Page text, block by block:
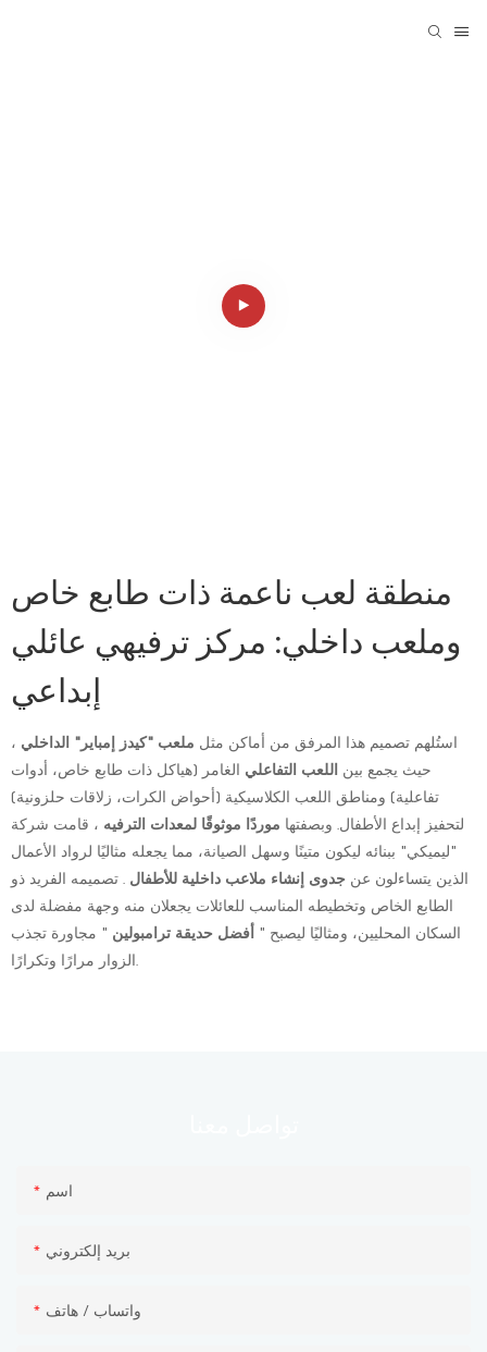
منطقة لعب ناعمة ذات طابع خاص
وملعب داخلي: مركز ترفيهي عائلي
إبداعي
استُلهم تصميم هذا المرفق من أماكن مثل ملعب "كيدز إمباير" الداخلي ،
حيث يجمع بين اللعب التفاعلي الغامر (هياكل ذات طابع خاص، أدوات
تفاعلية) ومناطق اللعب الكلاسيكية (أحواض الكرات، زلاقات حلزونية)
لتحفيز إبداع الأطفال. وبصفتها موردًا موثوقًا لمعدات الترفيه ، قامت شركة
"ليميكي" ببنائه ليكون متينًا وسهل الصيانة، مما يجعله مثاليًا لرواد الأعمال
الذين يتساءلون عن جدوى إنشاء ملاعب داخلية للأطفال . تصميمه الفريد ذو
الطابع الخاص وتخطيطه المناسب للعائلات يجعلان منه وجهة مفضلة لدى
السكان المحليين، ومثاليًا ليصبح " أفضل حديقة ترامبولين " مجاورة تجذب
اسم
بريد إلكتروني
واتساب / هاتف